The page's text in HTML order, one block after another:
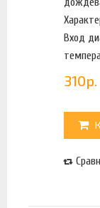
Вход
310р.